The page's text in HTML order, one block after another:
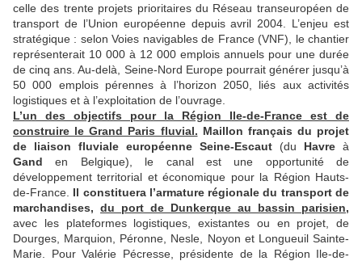
Faire en sorte que les professionnels des ports y trouvent leur
celle des trente projets prioritaires du Réseau transeuropéen de
transport de l’Union européenne depuis avril 2004. L’enjeu est
stratégique : selon Voies navigables de France (VNF), le chantier
représenterait 10 000 à 12 000 emplois annuels pour une durée
de cinq ans. Au-delà, Seine-Nord Europe pourrait générer jusqu’à
50 000 emplois pérennes à l’horizon 2050, liés aux activités
logistiques et à l’exploitation de l’ouvrage.
L’un des objectifs pour la Région Ile-de-France est de
construire le Grand Paris fluvial. Maillon français du projet
de liaison fluviale européenne Seine-Escaut (du Havre à
Gand en Belgique), le canal est une opportunité de
développement territorial et économique pour la Région Hauts-
de-France. Il constituera l’armature régionale du transport de
marchandises, du port de Dunkerque au bassin parisien,
avec les plateformes logistiques, existantes ou en projet, de
Dourges, Marquion, Péronne, Nesle, Noyon et Longueuil Sainte-
Marie. Pour Valérie Pécresse, présidente de la Région Ile-de-